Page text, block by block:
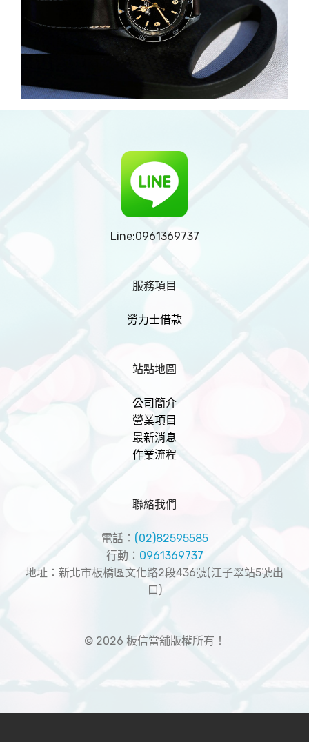
Line:0961369737
服務項目
勞力士借款
站點地圖
公司簡介
營業項目
最新消息
作業流程
聯絡我們
電話： (02)82595585
行動： 0961369737
地址：新北市板橋區文化路2段436號(江子翠站5號出
口)
© 2026 板信當舖版權所有！